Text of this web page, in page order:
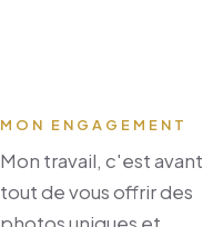
MON ENGAGEMENT
Mon travail, c'est avant
tout de vous offrir des